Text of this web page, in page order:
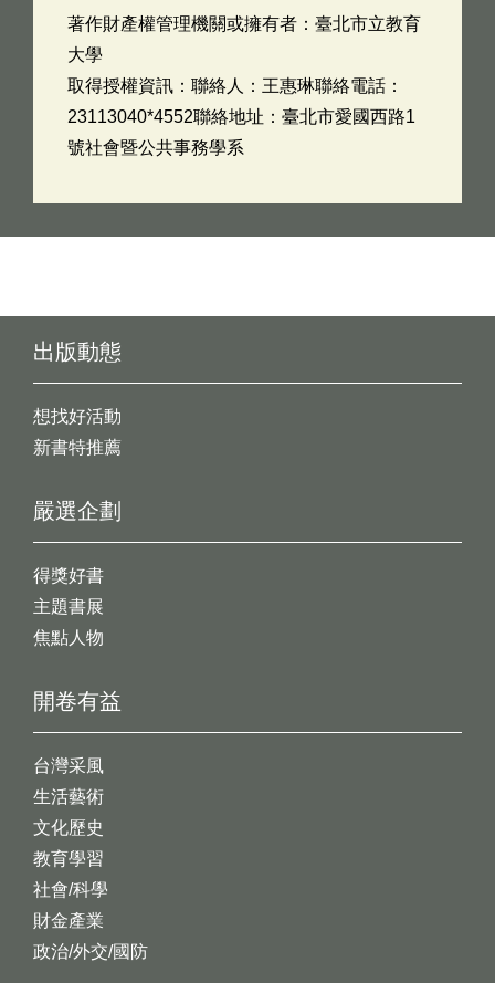
著作財產權管理機關或擁有者：臺北市立教育
大學
取得授權資訊：聯絡人：王惠琳聯絡電話：
23113040*4552聯絡地址：臺北市愛國西路1
號社會暨公共事務學系
出版動態
想找好活動
新書特推薦
開卷有益
台灣采風
生活藝術
文化歷史
教育學習
社會/科學
財金產業
政治/外交/國防
嚴選企劃
得獎好書
主題書展
焦點人物